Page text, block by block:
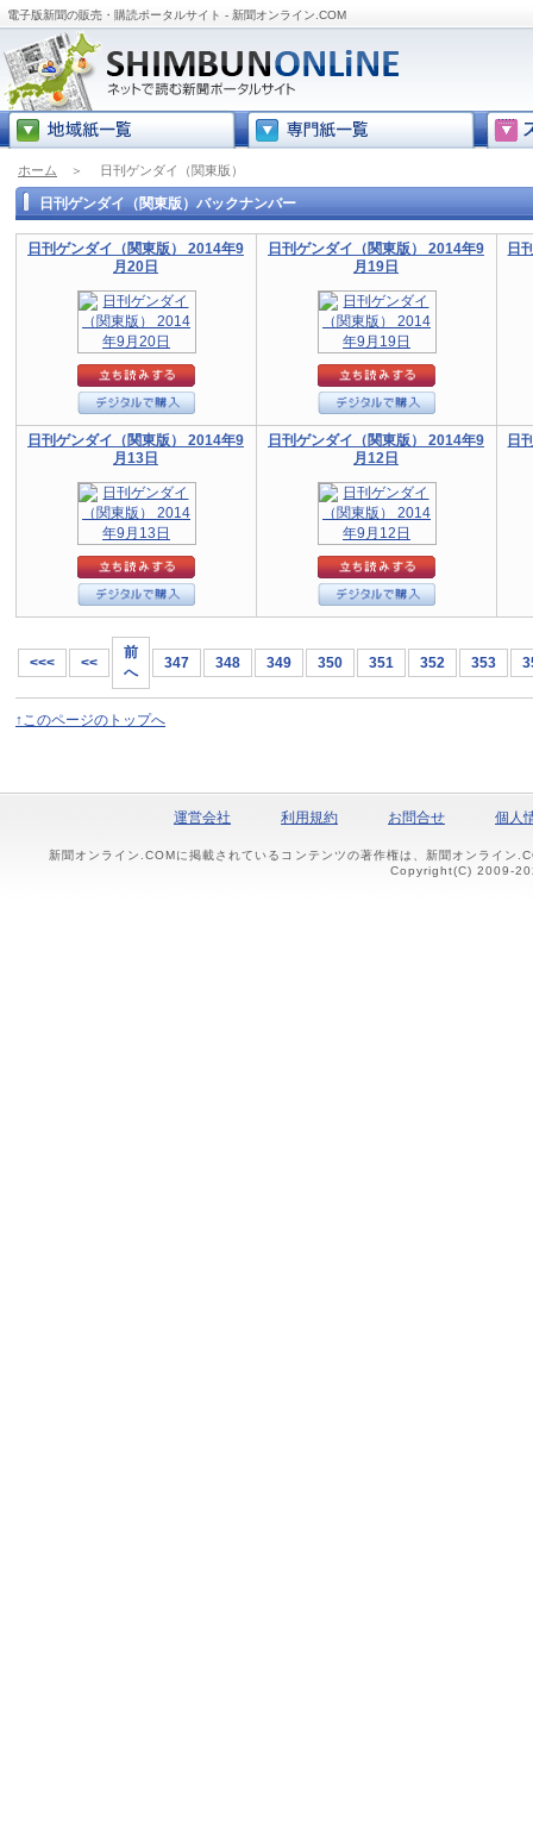
電子版新聞の販売・購読ポータルサイト - 新聞オンライン.COM
ホーム ＞ 日刊ゲンダイ（関東版）
日刊ゲンダイ（関東版）バックナンバー
日刊ゲンダイ（関東版） 2014年9
月20日
日刊ゲンダイ（関東版） 2014年9
月19日
日
日刊ゲンダイ（関東版） 2014年9
月13日
日刊ゲンダイ（関東版） 2014年9
月12日
日
<<< <<
前
へ
347 348 349 350 351 352 353
↑このページのトップへ
運営会社 利用規約 お問合せ 個人
新聞オンライン.COMに掲載されているコンテンツの著作権は、新聞オンライン
Copyright(C) 2009-